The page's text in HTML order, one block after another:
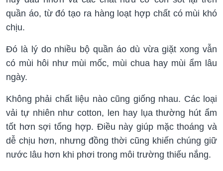
quần áo, từ đó tạo ra hàng loạt hợp chất có mùi khó
chịu.
Đó là lý do nhiều bộ quần áo dù vừa giặt xong vẫn
có mùi hôi như mùi mốc, mùi chua hay mùi ẩm lâu
ngày.
Không phải chất liệu nào cũng giống nhau. Các loại
vải tự nhiên như cotton, len hay lụa thường hút ẩm
tốt hơn sợi tổng hợp. Điều này giúp mặc thoáng và
dễ chịu hơn, nhưng đồng thời cũng khiến chúng giữ
nước lâu hơn khi phơi trong môi trường thiếu nắng.